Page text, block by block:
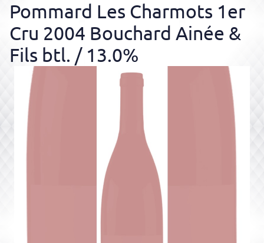
Pommard Les Charmots 1er
Cru 2004 Bouchard Ainée &
Fils btl. / 13.0%